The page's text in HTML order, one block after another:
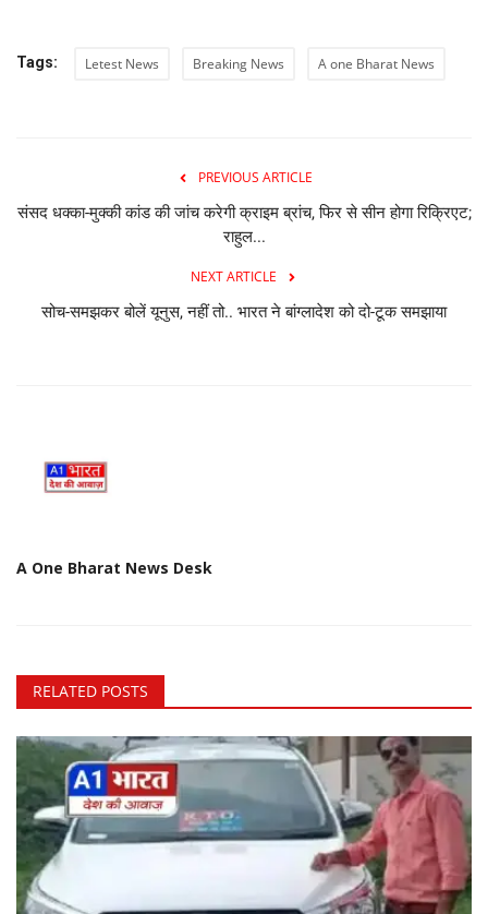
Tags: Letest News Breaking News A one Bharat News
PREVIOUS ARTICLE
संसद धक्का-मुक्की कांड की जांच करेगी क्राइम ब्रांच, फिर से सीन होगा रिक्रिएट;
राहुल...
NEXT ARTICLE
सोच-समझकर बोलें यूनुस, नहीं तो.. भारत ने बांग्लादेश को दो-टूक समझाया
A One Bharat News Desk
RELATED POSTS